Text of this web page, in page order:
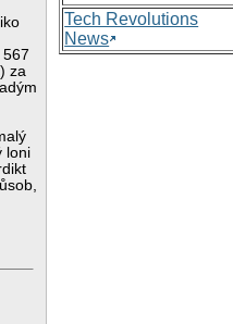
za
loni
Tech Revolutions
News